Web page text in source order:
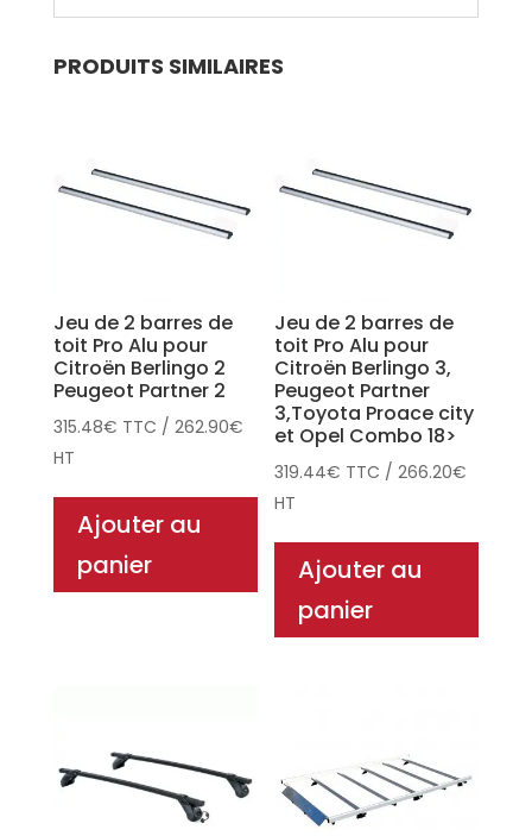
PRODUITS SIMILAIRES
Jeu de 2 barres de
toit Pro Alu pour
Citroën Berlingo 2
Peugeot Partner 2
315.48€ TTC / 262.90€
HT
Ajouter au
panier
Jeu de 2 barres de
toit Pro Alu pour
Citroën Berlingo 3,
Peugeot Partner
3,Toyota Proace city
et Opel Combo 18>
319.44€ TTC /266.20€
HT
Ajouter au
panier